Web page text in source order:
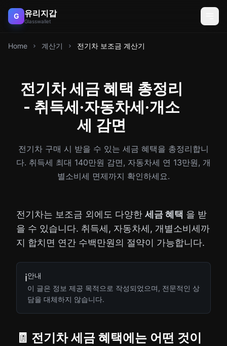
G 유리지갑
Glasswallet
Home 계산기 전기차 보조금 계산기
전기차 세금 혜택 총정리
- 취득세·자동차세·개소
세 감면
전기차 구매 시 받을 수 있는 세금 혜택을 총정리합니
다. 취득세 최대 140만원 감면, 자동차세 연 13만원, 개
별소비세 면제까지 확인하세요.
전기차는 보조금 외에도 다양한 세금 혜택 을 받
을 수 있습니다. 취득세, 자동차세, 개별소비세까
지 합치면 연간 수백만원의 절약이 가능합니다.
ℹ️안내
이 글은 정보 제공 목적으로 작성되었으며, 전문적인 상
담을 대체하지 않습니다.
🧾 전기차 세금 혜택에는 어떤 것이